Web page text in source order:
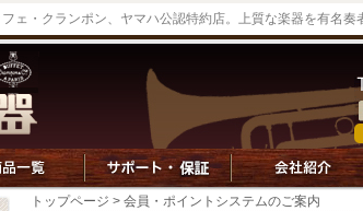
ェ・クランポン、ヤマハ公認特約店。上質な楽器を有名
トップページ > 会員・ポイントシステムのご案内